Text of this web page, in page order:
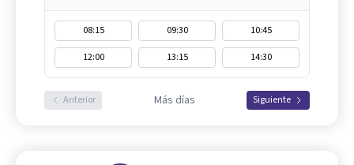
08:15 09:30
10:45
12:00
13:15 14:30
Anterior Más días Siguiente